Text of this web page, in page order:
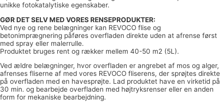
unikke fotokatalytiske egenskaber.
GØR DET SELV MED VORES RENSEPRODUKTER:
Ved nye og rene belægninger kan REVOCO flise og
betonimprægnering påføres overfladen direkte uden at afrense først
med spray eller malerrulle.
Produktet bruges rent og rækker mellem 40-50 m2 (5L).
Ved ældre belægninger, hvor overfladen er angrebet af mos og alger,
afrenses fliserne af med vores REVOCO fliserens, der sprøjtes direkte
på overfladen med en havesprøjte. Lad produktet have en virketid på
30 min. og bearbejde overfladen med højtryksrenser eller en anden
form for mekaniske bearbejdning.